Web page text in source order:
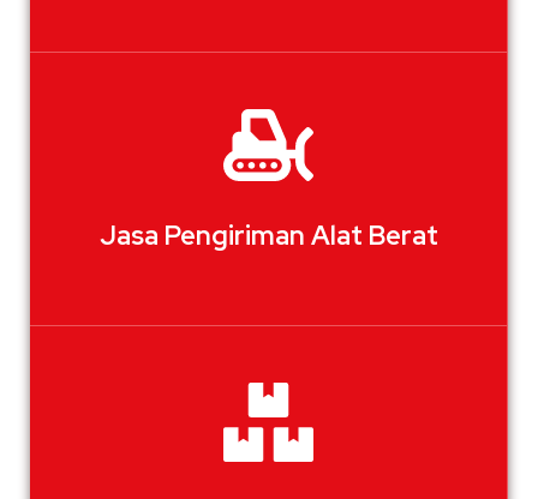
Jasa Pengiriman Alat Berat